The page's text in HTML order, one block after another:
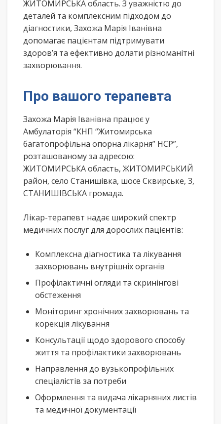
ЖИТОМИРСЬКА область. З уважністю до
деталей та комплексним підходом до
діагностики, Захожа Марія Іванівна
допомагає пацієнтам підтримувати
здоров’я та ефективно долати різноманітні
захворювання.
Про вашого терапевта
Захожа Марія Іванівна працює у
Амбулаторія “КНП “Житомирська
багатопрофільна опорна лікарня” НСР”,
розташованому за адресою:
ЖИТОМИРСЬКА область, ЖИТОМИРСЬКИЙ
район, село Станишівка, шосе Сквирське, 3,
СТАНИШІВСЬКА громада.
Лікар-терапевт надає широкий спектр
медичних послуг для дорослих пацієнтів:
Комплексна діагностика та лікування
захворювань внутрішніх органів
Профілактичні огляди та скринінгові
обстеження
Моніторинг хронічних захворювань та
корекція лікування
Консультації щодо здорового способу
життя та профілактики захворювань
Направлення до вузькопрофільних
спеціалістів за потреби
Оформлення та видача лікарняних листів
та медичної документації